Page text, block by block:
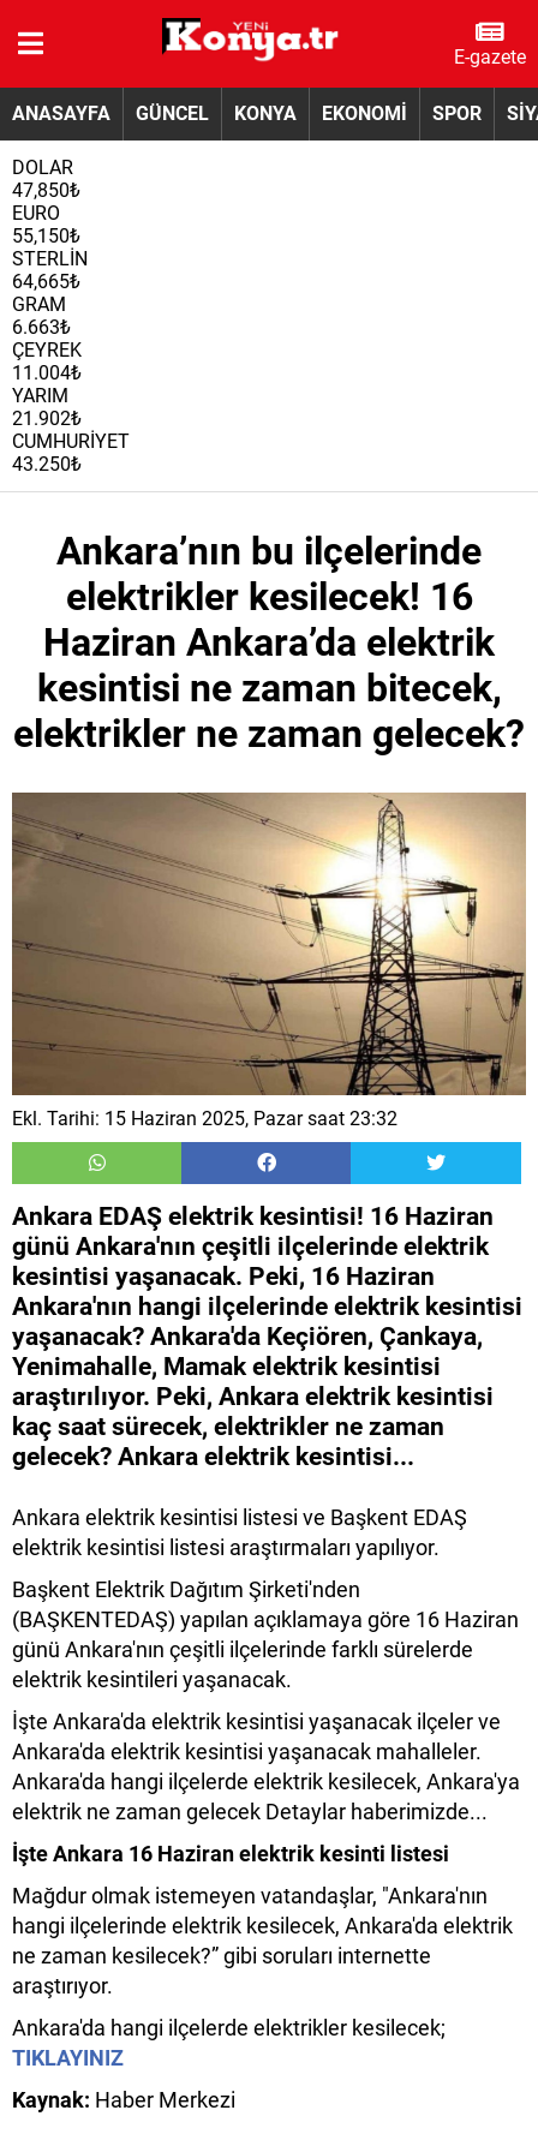
E-gazete
ANASAYFA GÜNCEL KONYA EKONOMİ SPOR
DOLAR
47,850₺
EURO
55,150₺
STERLİN
64,665₺
GRAM
6.663₺
ÇEYREK
11.004₺
YARIM
21.902₺
CUMHURİYET
43.250₺
Ankara’nın bu ilçelerinde
elektrikler kesilecek! 16
Haziran Ankara’da elektrik
kesintisi ne zaman bitecek,
elektrikler ne zaman gelecek?
Ekl. Tarihi: 15 Haziran 2025, Pazar saat 23:32
Ankara EDAŞ elektrik kesintisi! 16 Haziran
günü Ankara'nın çeşitli ilçelerinde elektrik
kesintisi yaşanacak. Peki, 16 Haziran
Ankara'nın hangi ilçelerinde elektrik kesintisi
yaşanacak? Ankara'da Keçiören, Çankaya,
Yenimahalle, Mamak elektrik kesintisi
araştırılıyor. Peki, Ankara elektrik kesintisi
kaç saat sürecek, elektrikler ne zaman
gelecek? Ankara elektrik kesintisi...
Ankara elektrik kesintisi listesi ve Başkent EDAŞ
elektrik kesintisi listesi araştırmaları yapılıyor.
Başkent Elektrik Dağıtım Şirketi'nden
(BAŞKENTEDAŞ) yapılan açıklamaya göre 16 Haziran
günü Ankara'nın çeşitli ilçelerinde farklı sürelerde
elektrik kesintileri yaşanacak.
İşte Ankara'da elektrik kesintisi yaşanacak ilçeler ve
Ankara'da elektrik kesintisi yaşanacak mahalleler.
Ankara'da hangi ilçelerde elektrik kesilecek, Ankara'ya
elektrik ne zaman gelecek Detaylar haberimizde...
İşte Ankara 16 Haziran elektrik kesinti listesi
Mağdur olmak istemeyen vatandaşlar, "Ankara'nın
hangi ilçelerinde elektrik kesilecek, Ankara'da elektrik
ne zaman kesilecek?” gibi soruları internette
araştırıyor.
Ankara'da hangi ilçelerde elektrikler kesilecek;
TIKLAYINIZ
Kaynak: Haber Merkezi